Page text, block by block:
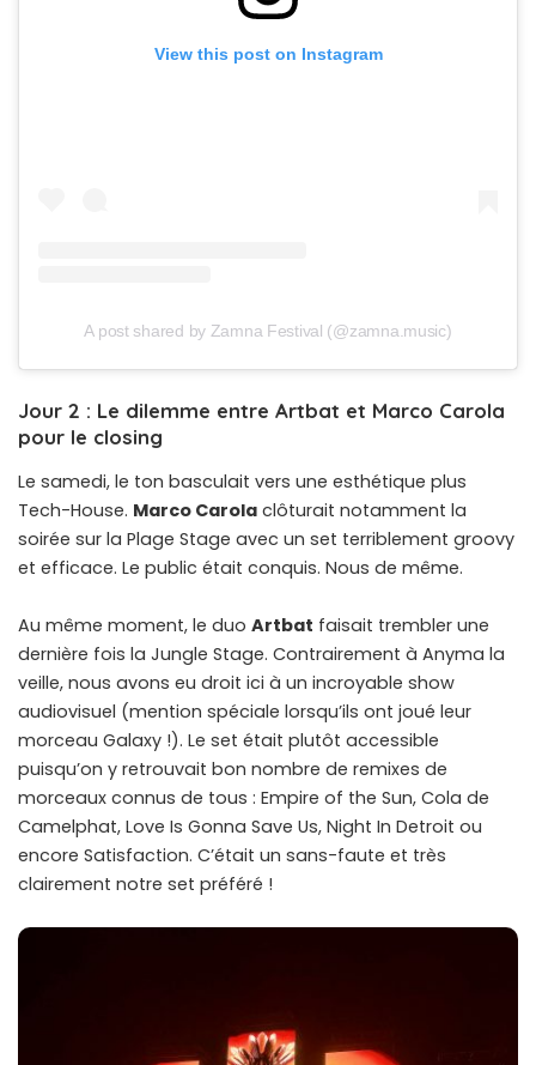
View this post on Instagram
A post shared by Zamna Festival (@zamna.music)
Jour 2 : Le dilemme entre Artbat et Marco Carola
pour le closing
Le samedi, le ton basculait vers une esthétique plus
Tech-House. Marco Carola clôturait notamment la
soirée sur la Plage Stage avec un set terriblement groovy
et efficace. Le public était conquis. Nous de même.
Au même moment, le duo Artbat faisait trembler une
dernière fois la Jungle Stage. Contrairement à Anyma la
veille, nous avons eu droit ici à un incroyable show
audiovisuel (mention spéciale lorsqu’ils ont joué leur
morceau Galaxy !). Le set était plutôt accessible
puisqu’on y retrouvait bon nombre de remixes de
morceaux connus de tous : Empire of the Sun, Cola de
Camelphat, Love Is Gonna Save Us, Night In Detroit ou
encore Satisfaction. C’était un sans-faute et très
clairement notre set préféré !